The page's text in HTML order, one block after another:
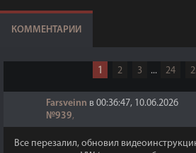
КОММЕНТАРИИ
1 2 3 ... 24
Farsveinn в 00:36:47, 10.06.2026
№939,
Все перезалил, обновил